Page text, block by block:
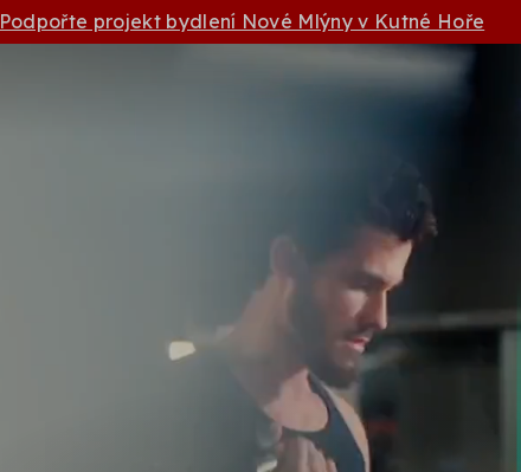
Podpořte projekt bydlení Nové Mlýny v Kutné Hoře